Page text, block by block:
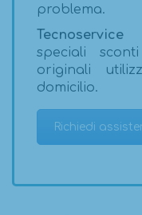
problema.
Tecnoservice
speciali
originali
domicilio.
Richiedi